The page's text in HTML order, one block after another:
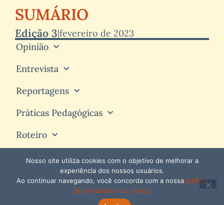
SUMÁRIO
Edição 3|fevereiro de 2023
Opinião
Entrevista
Reportagens
Práticas Pedagógicas
Roteiro
Nosso site utiliza cookies com o objetivo de melhorar a
experiência dos nossos usuários.
Ao continuar navegando, você concorda com a nossapolítica
de privacidade de dados.